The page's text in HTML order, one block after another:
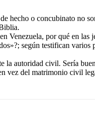
hecho o concubinato no
por qué en
según testifican
autoridad civil. Sería
vez del matrimonio civil